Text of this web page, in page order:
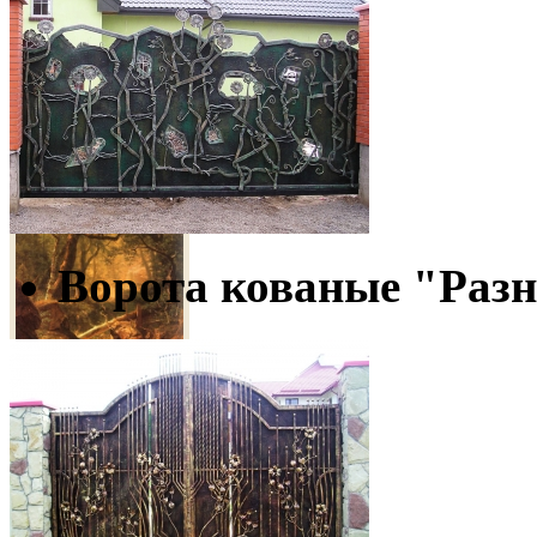
Высота - 20 см. 1 250
грн
Копия картины
"В лесных дебрях"
Размер ? 60х50 см. 2
300 грн
Подвеска
"Триглав
гуцульский"
Ворота кованые